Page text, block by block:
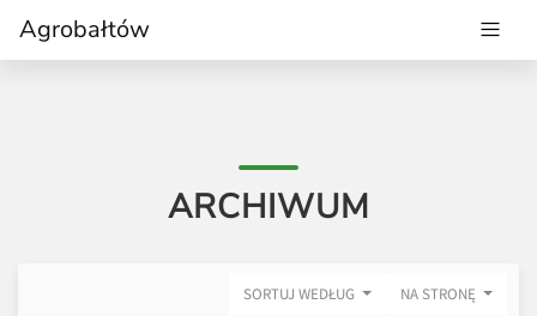
Agrobałtów
ARCHIWUM
SORTUJ WEDŁUG NA STRONĘ